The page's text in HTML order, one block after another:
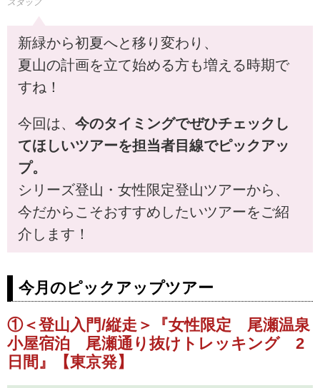
スタッフ
新緑から初夏へと移り変わり、
夏山の計画を立て始める方も増える時期で
すね！
今回は、 今のタイミングでぜひチェックし
てほしいツアーを担当者目線でピックアッ
プ。
シリーズ登山・女性限定登山ツアーから、
今だからこそおすすめしたいツアーをご紹
介します！
今月のピックアップツアー
①＜登山入門/縦走＞『女性限定 尾瀬温泉
小屋宿泊 尾瀬通り抜けトレッキング 2
日間』【東京発】